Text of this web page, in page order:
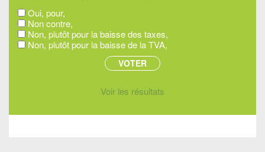
Oui, pour,
Non contre,
Non, plutôt pour la baisse des taxes,
Non, plutôt pour la baisse de la TVA,
Voir les résultats